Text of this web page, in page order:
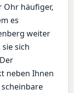
Ohr häufiger,
es
weiter
sich
neben Ihnen